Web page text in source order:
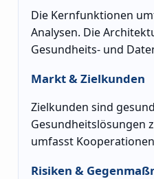
Die Kernfunktionen
Analysen. Die
Gesundheits- und
Markt & Zielkunden
Zielkunden sind
Gesundheitslösungen
umfasst
Risiken &